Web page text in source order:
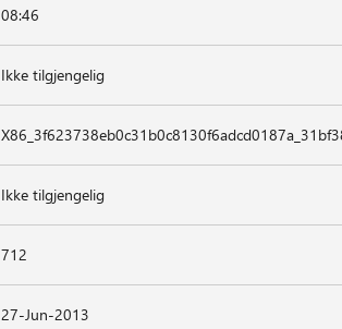
08:46
Ikke tilgjengelig
Ikke tilgjengelig
712
27-Jun-2013